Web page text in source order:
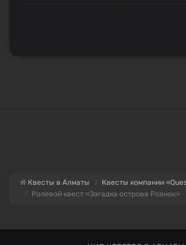
Квесты в Алматы
Квесты компании
Ролевой квест «Загадка острова Роанок»